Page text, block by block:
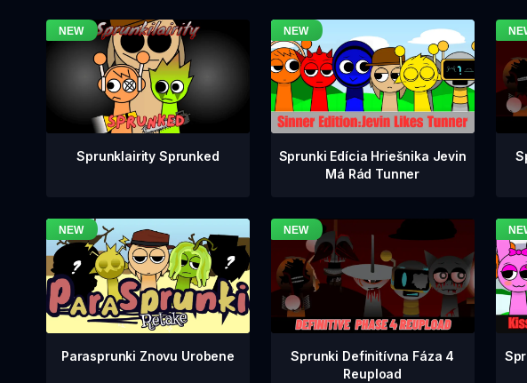
Sprunklairity Sprunked
Sprunki Edícia Hriešnika Jevin
Má Rád Tunner
Parasprunki Znovu Urobene
Sprunki Definitívna Fáza 4
Reupload